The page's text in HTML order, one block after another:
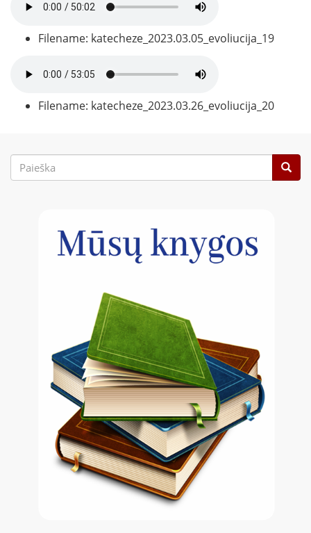
Filename: katecheze_2023.03.05_evoliucija_19
Filename: katecheze_2023.03.26_evoliucija_20
Paieškos